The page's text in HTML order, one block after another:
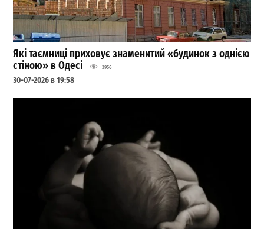
Які таємниці приховує знаменитий «будинок з однією
стіною» в Одесі
3956
30-07-2026 в 19:58